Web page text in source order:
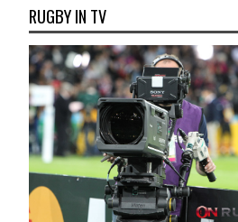
RUGBY IN TV